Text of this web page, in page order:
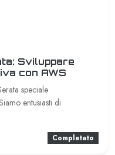
Sviluppare
con AWS
speciale
entusiasti di
Completato